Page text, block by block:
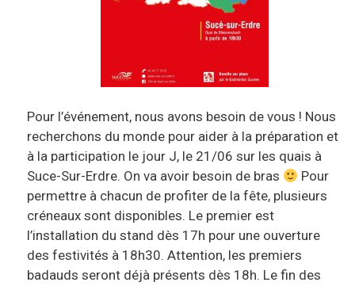
Pour l’événement, nous avons besoin de vous ! Nous
recherchons du monde pour aider à la préparation et
à la participation le jour J, le 21/06 sur les quais à
Suce-Sur-Erdre. On va avoir besoin de bras
Pour
permettre à chacun de profiter de la fête, plusieurs
créneaux sont disponibles. Le premier est
l’installation du stand dès 17h pour une ouverture
des festivités à 18h30. Attention, les premiers
badauds seront déjà présents dès 18h. Le fin des